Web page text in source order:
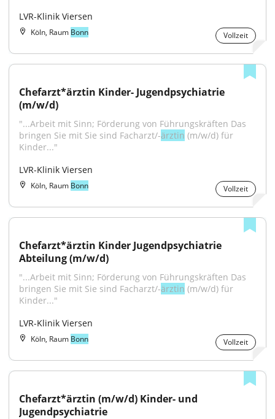
LVR-Klinik Viersen
Köln, Raum Bonn Vollzeit
Chefarzt*ärztin Kinder- Jugendpsychiatrie
(m/w/d)
"...Arbeit mit Sinn; Förderung von Führungskräften Das
bringen Sie mit Sie sind Facharzt/-ärztin (m/w/d) für
Kinder..."
LVR-Klinik Viersen
Köln, Raum Bonn Vollzeit
Chefarzt*ärztin Kinder Jugendpsychiatrie
Abteilung (m/w/d)
"...Arbeit mit Sinn; Förderung von Führungskräften Das
bringen Sie mit Sie sind Facharzt/-ärztin (m/w/d) für
Kinder..."
LVR-Klinik Viersen
Köln, Raum Bonn Vollzeit
Chefarzt*ärztin (m/w/d) Kinder- und
Jugendpsychiatrie